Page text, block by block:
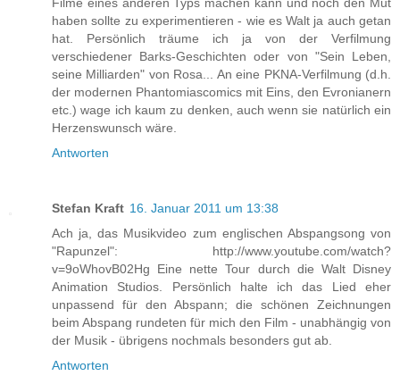
Filme eines anderen Typs machen kann und noch den Mut
haben sollte zu experimentieren - wie es Walt ja auch getan
hat. Persönlich träume ich ja von der Verfilmung
verschiedener Barks-Geschichten oder von "Sein Leben,
seine Milliarden" von Rosa... An eine PKNA-Verfilmung (d.h.
der modernen Phantomiascomics mit Eins, den Evronianern
etc.) wage ich kaum zu denken, auch wenn sie natürlich ein
Herzenswunsch wäre.
Antworten
Stefan Kraft 16. Januar 2011 um 13:38
Ach ja, das Musikvideo zum englischen Abspangsong von
"Rapunzel": http://www.youtube.com/watch?
v=9oWhovB02Hg Eine nette Tour durch die Walt Disney
Animation Studios. Persönlich halte ich das Lied eher
unpassend für den Abspann; die schönen Zeichnungen
beim Abspang rundeten für mich den Film - unabhängig von
der Musik - übrigens nochmals besonders gut ab.
Antworten